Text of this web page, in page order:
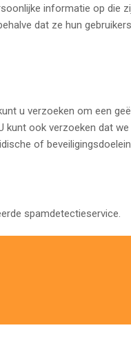
informatie op die
dat ze hun
u verzoeken om een
ook verzoeken dat
of
spamdetectieservice.